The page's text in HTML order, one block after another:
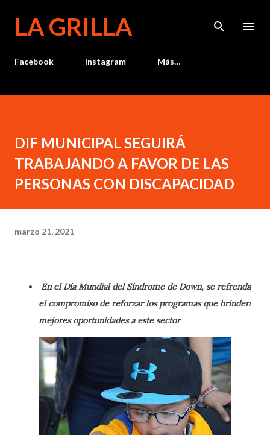
LA GRILLA
Facebook Instagram Más…
DIF MUNICIPAL SEGUIRÁ
TRABAJANDO A FAVOR DE LAS
PERSONAS CON DISCAPACIDAD
marzo 21, 2021
En el Día Mundial del Síndrome de Down, se refrenda
el compromiso de reforzar los programas que brinden
mejores oportunidades a este sector